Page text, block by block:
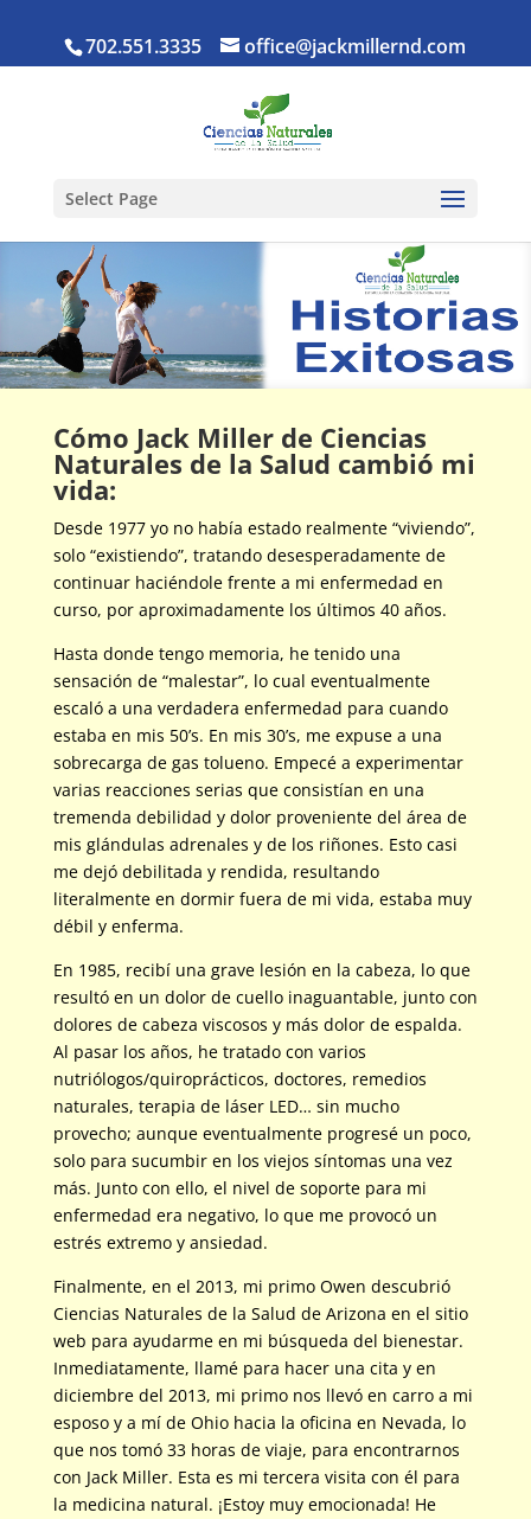
702.551.3335 office@jackmillernd.com
Select Page
Cómo Jack Miller de Ciencias
Naturales de la Salud cambió mi
vida:
Desde 1977 yo no había estado realmente “viviendo”,
solo “existiendo”, tratando desesperadamente de
continuar haciéndole frente a mi enfermedad en
curso, por aproximadamente los últimos 40 años.
Hasta donde tengo memoria, he tenido una
sensación de “malestar”, lo cual eventualmente
escaló a una verdadera enfermedad para cuando
estaba en mis 50’s. En mis 30’s, me expuse a una
sobrecarga de gas tolueno. Empecé a experimentar
varias reacciones serias que consistían en una
tremenda debilidad y dolor proveniente del área de
mis glándulas adrenales y de los riñones. Esto casi
me dejó debilitada y rendida, resultando
literalmente en dormir fuera de mi vida, estaba muy
débil y enferma.
En 1985, recibí una grave lesión en la cabeza, lo que
resultó en un dolor de cuello inaguantable, junto con
dolores de cabeza viscosos y más dolor de espalda.
Al pasar los años, he tratado con varios
nutriólogos/quiroprácticos, doctores, remedios
naturales, terapia de láser LED… sin mucho
provecho; aunque eventualmente progresé un poco,
solo para sucumbir en los viejos síntomas una vez
más. Junto con ello, el nivel de soporte para mi
enfermedad era negativo, lo que me provocó un
estrés extremo y ansiedad.
Finalmente, en el 2013, mi primo Owen descubrió
Ciencias Naturales de la Salud de Arizona en el sitio
web para ayudarme en mi búsqueda del bienestar.
Inmediatamente, llamé para hacer una cita y en
diciembre del 2013, mi primo nos llevó en carro a mi
esposo y a mí de Ohio hacia la oficina en Nevada, lo
que nos tomó 33 horas de viaje, para encontrarnos
con Jack Miller. Esta es mi tercera visita con él para
la medicina natural. ¡Estoy muy emocionada! He